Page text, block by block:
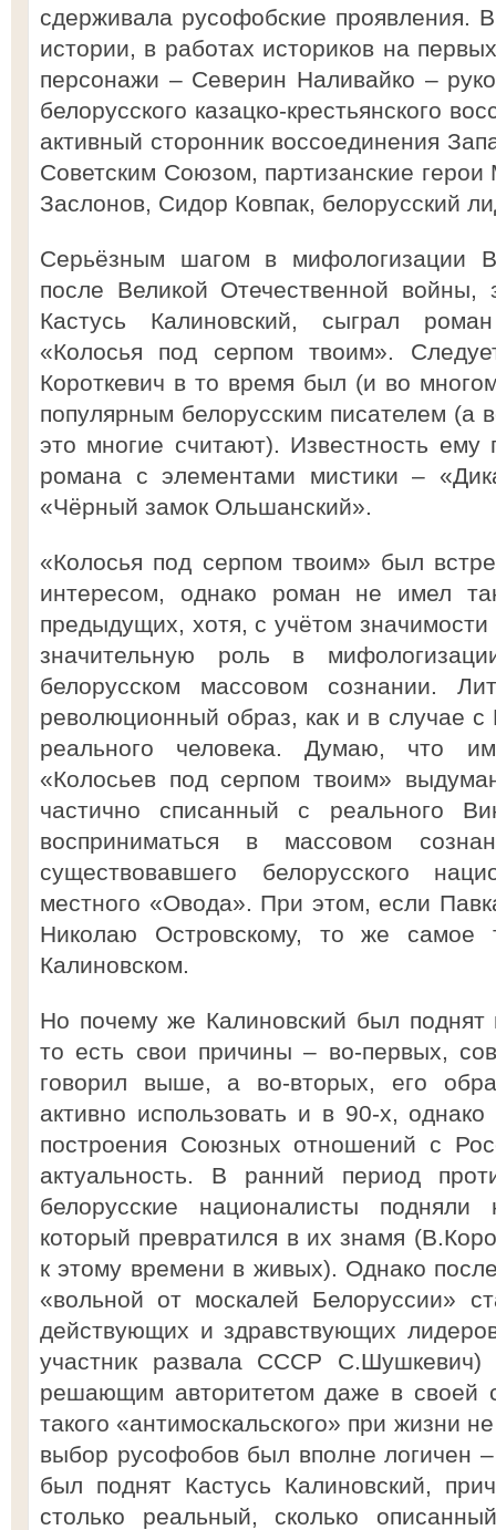
сдерживала русофобские проявления.
истории, в работах историков на
персонажи – Северин Наливайко –
белорусского казацко-крестьянского
активный сторонник воссоединения
Советским Союзом, партизанские
Заслонов, Сидор Ковпак, белорусский
Серьёзным шагом в мифологизации
после Великой Отечественной
Кастусь Калиновский, сыграл
«Колосья под серпом твоим».
Короткевич в то время был (и во
популярным белорусским писателем (а
это многие считают). Известность ему
романа с элементами мистики –
«Чёрный замок Ольшанский».
«Колосья под серпом твоим» был
интересом, однако роман не имел
предыдущих, хотя, с учётом
значительную роль в
белорусском массовом сознании.
революционный образ, как и в случае
реального человека. Думаю, что
«Колосьев под серпом твоим»
частично списанный с реального
восприниматься в массовом
существовавшего белорусского
местного «Овода». При этом, если
Николаю Островскому, то же самое
Калиновском.
Но почему же Калиновский был
то есть свои причины – во-первых,
говорил выше, а во-вторых, его
активно использовать и в 90-х,
построения Союзных отношений с
актуальность. В ранний период
белорусские националисты
который превратился в их знамя
к этому времени в живых). Однако
«вольной от москалей Белоруссии»
действующих и здравствующих
участник развала СССР С.Шушкевич)
решающим авторитетом даже в своей
такого «антимоскальского» при жизни
выбор русофобов был вполне логичен
был поднят Кастусь Калиновский,
столько реальный, сколько